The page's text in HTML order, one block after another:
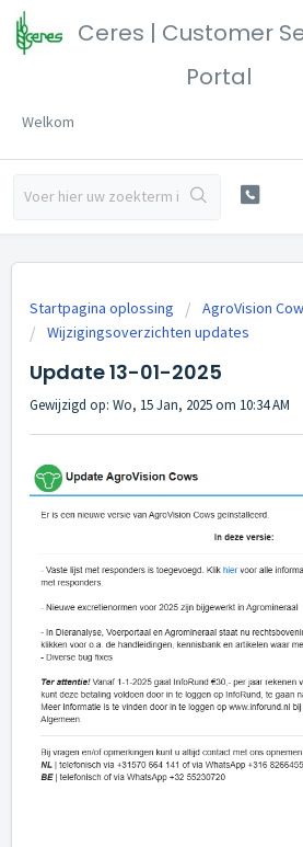
Ceres | Customer
Portal
Welkom
Startpagina oplossing
AgroVision
Wijzigingsoverzichten updates
Update 13-01-2025
Gewijzigd op: Wo, 15 Jan, 2025 om 10:34 AM